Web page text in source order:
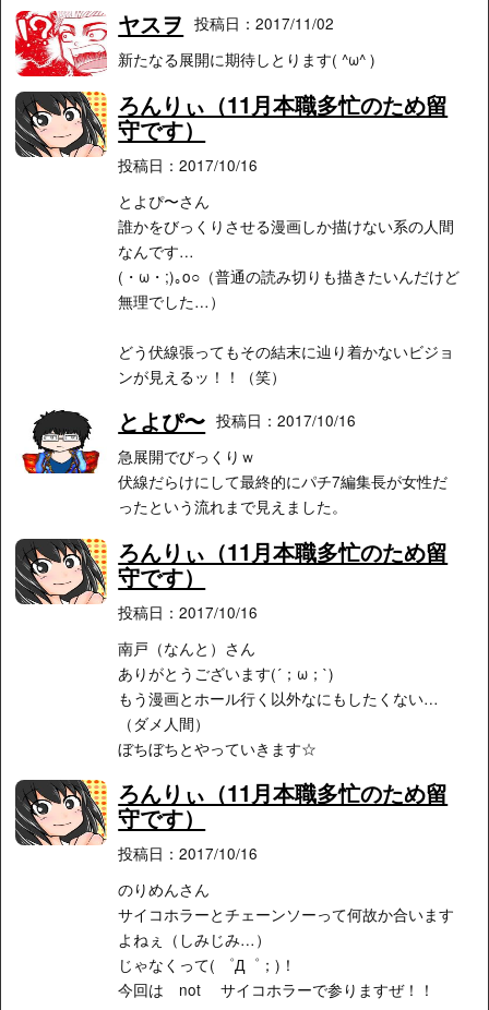
ヤスヲ
投稿日：2017/11/02
新たなる展開に期待しとります( ^ω^ )
ろんりぃ（11月本職多忙のため留
守です）
投稿日：2017/10/16
とよぴ〜さん
誰かをびっくりさせる漫画しか描けない系の人間
なんです…
(・ω・;)｡o○（普通の読み切りも描きたいんだけど
無理でした…）
どう伏線張ってもその結末に辿り着かないビジョ
ンが見えるッ！！（笑）
とよぴ〜 投稿日：2017/10/16
急展開でびっくりｗ
伏線だらけにして最終的にパチ7編集長が女性だ
ったという流れまで見えました。
ろんりぃ（11月本職多忙のため留
守です）
投稿日：2017/10/16
南戸（なんと）さん
ありがとうございます(´；ω；`)
もう漫画とホール行く以外なにもしたくない…
（ダメ人間）
ぼちぼちとやっていきます☆
ろんりぃ（11月本職多忙のため留
守です）
投稿日：2017/10/16
のりめんさん
サイコホラーとチェーンソーって何故か合います
よねぇ（しみじみ…）
じゃなくって( ゜Д゜；)！
今回は not サイコホラーで参りますぜ！！